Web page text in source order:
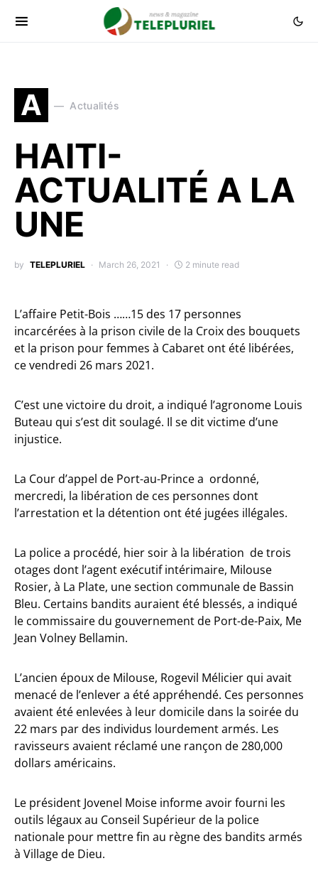
A Actualités
HAITI-
ACTUALITÉ A LA
UNE
by TELEPLURIEL March 26, 2021 2 minute read
L’affaire Petit-Bois ……15 des 17 personnes
incarcérées à la prison civile de la Croix des bouquets
et la prison pour femmes à Cabaret ont été libérées,
ce vendredi 26 mars 2021.
C’est une victoire du droit, a indiqué l’agronome Louis
Buteau qui s’est dit soulagé. Il se dit victime d’une
injustice.
La Cour d’appel de Port-au-Prince a ordonné,
mercredi, la libération de ces personnes dont
l’arrestation et la détention ont été jugées illégales.
La police a procédé, hier soir à la libération de trois
otages dont l’agent exécutif intérimaire, Milouse
Rosier, à La Plate, une section communale de Bassin
Bleu. Certains bandits auraient été blessés, a indiqué
le commissaire du gouvernement de Port-de-Paix, Me
Jean Volney Bellamin.
L’ancien époux de Milouse, Rogevil Mélicier qui avait
menacé de l’enlever a été appréhendé. Ces personnes
avaient été enlevées à leur domicile dans la soirée du
22 mars par des individus lourdement armés. Les
ravisseurs avaient réclamé une rançon de 280,000
dollars américains.
Le président Jovenel Moise informe avoir fourni les
outils légaux au Conseil Supérieur de la police
nationale pour mettre fin au règne des bandits armés
à Village de Dieu.